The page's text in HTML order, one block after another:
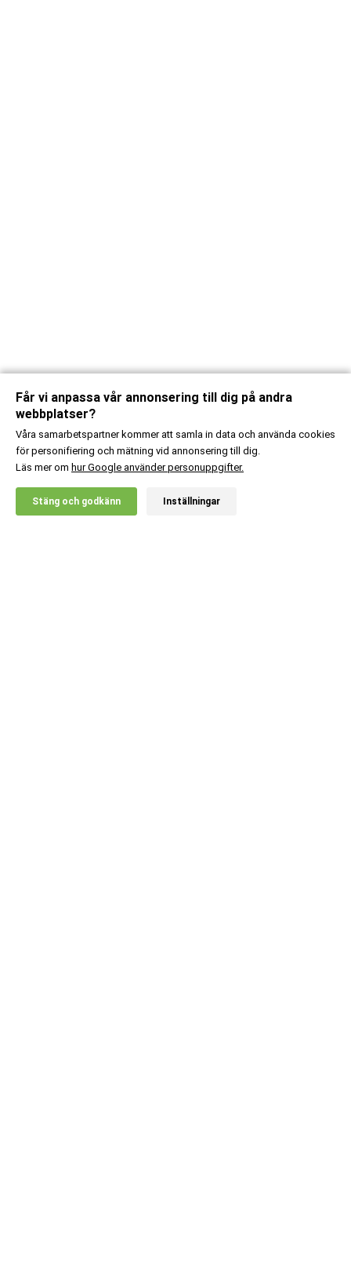
20% RABATT!
X
Får vi anpassa vår annonsering till dig på andra
webbplatser?
Våra samarbetspartner kommer att samla in data och använda cookies
för personifiering och mätning vid annonsering till dig.
Läs mer om hur Google använder personuppgifter.
Stäng och godkänn Inställningar